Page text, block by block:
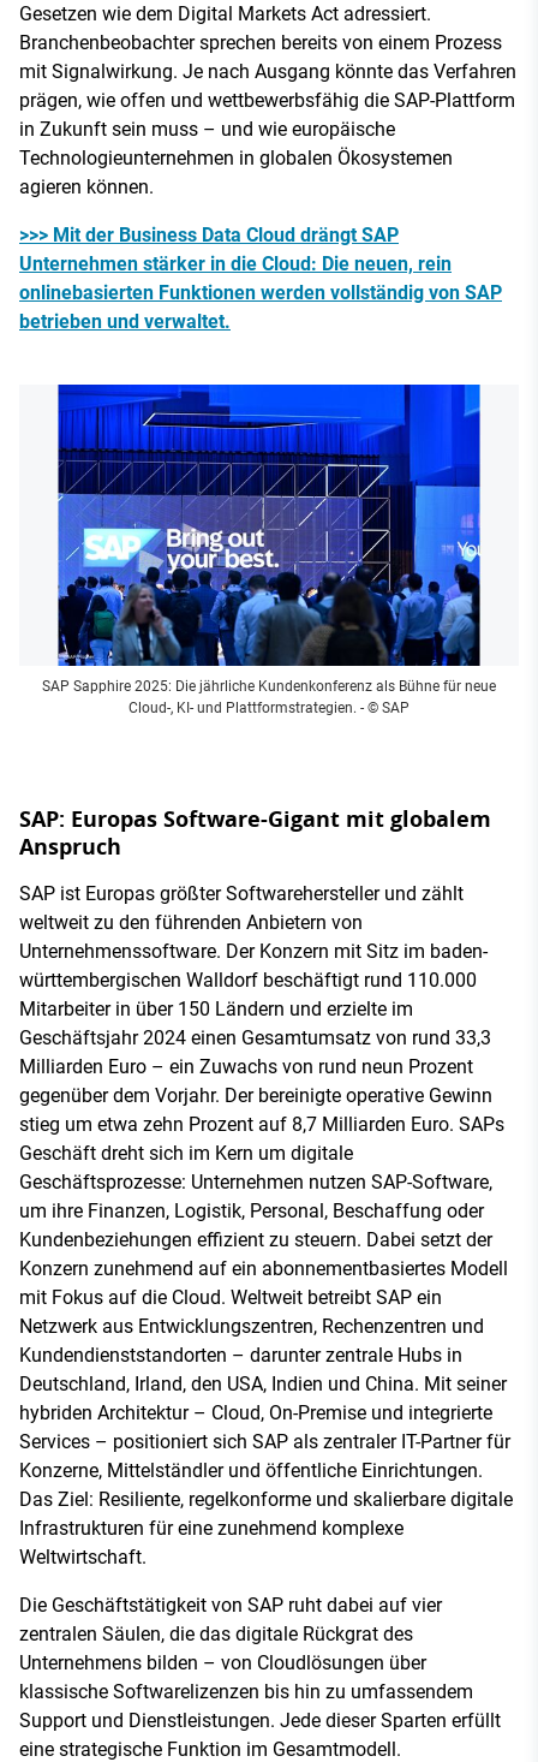
Gesetzen wie dem Digital Markets Act adressiert.
Branchenbeobachter sprechen bereits von einem Prozess
mit Signalwirkung. Je nach Ausgang könnte das Verfahren
prägen, wie offen und wettbewerbsfähig die SAP-Plattform
in Zukunft sein muss – und wie europäische
Technologieunternehmen in globalen Ökosystemen
agieren können.
>>> Mit der Business Data Cloud drängt SAP
Unternehmen stärker in die Cloud: Die neuen, rein
onlinebasierten Funktionen werden vollständig von SAP
betrieben und verwaltet.
SAP Sapphire 2025: Die jährliche Kundenkonferenz als Bühne für neue
Cloud-, KI- und Plattformstrategien. - © SAP
SAP: Europas Software-Gigant mit globalem
Anspruch
SAP ist Europas größter Softwarehersteller und zählt
weltweit zu den führenden Anbietern von
Unternehmenssoftware. Der Konzern mit Sitz im baden-
württembergischen Walldorf beschäftigt rund 110.000
Mitarbeiter in über 150 Ländern und erzielte im
Geschäftsjahr 2024 einen Gesamtumsatz von rund 33,3
Milliarden Euro – ein Zuwachs von rund neun Prozent
gegenüber dem Vorjahr. Der bereinigte operative Gewinn
stieg um etwa zehn Prozent auf 8,7 Milliarden Euro. SAPs
Geschäft dreht sich im Kern um digitale
Geschäftsprozesse: Unternehmen nutzen SAP-Software,
um ihre Finanzen, Logistik, Personal, Beschaffung oder
Kundenbeziehungen effizient zu steuern. Dabei setzt der
Konzern zunehmend auf ein abonnementbasiertes Modell
mit Fokus auf die Cloud. Weltweit betreibt SAP ein
Netzwerk aus Entwicklungszentren, Rechenzentren und
Kundendienststandorten – darunter zentrale Hubs in
Deutschland, Irland, den USA, Indien und China. Mit seiner
hybriden Architektur – Cloud, On-Premise und integrierte
Services – positioniert sich SAP als zentraler IT-Partner für
Konzerne, Mittelständler und öffentliche Einrichtungen.
Das Ziel: Resiliente, regelkonforme und skalierbare digitale
Infrastrukturen für eine zunehmend komplexe
Weltwirtschaft.
Die Geschäftstätigkeit von SAP ruht dabei auf vier
zentralen Säulen, die das digitale Rückgrat des
Unternehmens bilden – von Cloudlösungen über
klassische Softwarelizenzen bis hin zu umfassendem
Support und Dienstleistungen. Jede dieser Sparten erfüllt
eine strategische Funktion im Gesamtmodell.